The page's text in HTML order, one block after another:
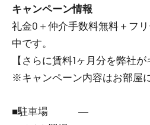
キャンペーン情報
礼金0 ＋ 仲介手数料無料 ＋ フ
中です。
【さらに賃料1ヶ月分を弊社が
※キャンペーン内容はお部屋
■駐車場 ―